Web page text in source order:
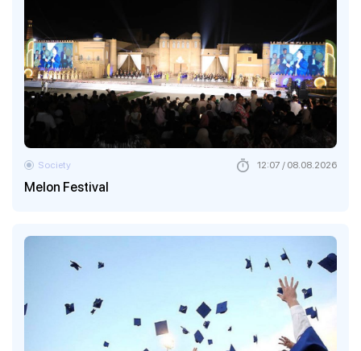
Melon Festival
Society 12:07 / 08.08.2026